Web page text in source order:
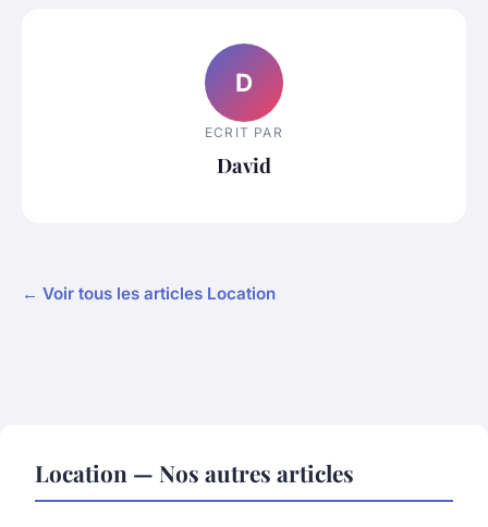
D
ECRIT PAR
David
← Voir tous les articles Location
Location — Nos autres articles